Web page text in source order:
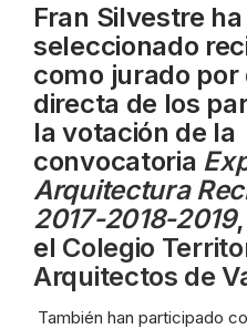
Fran Silvestre
seleccionado
como jurado por
directa de los
la votación de la
convocatoria
Arquitectura
2017-2018-2019
el Colegio
Arquitectos de
También han participado